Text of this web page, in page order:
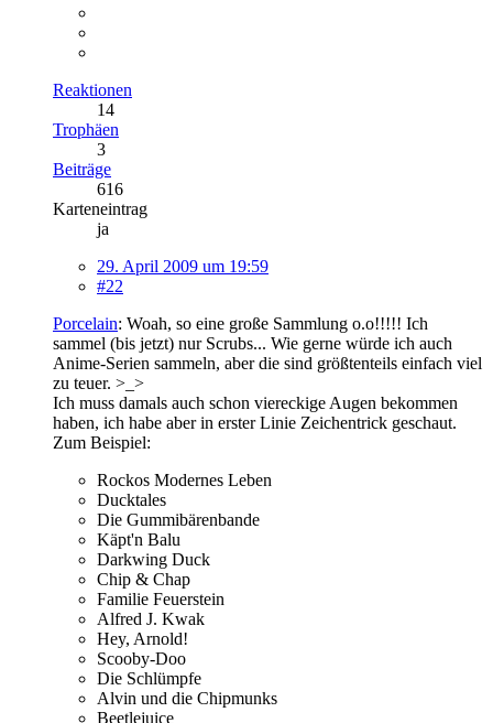
Reaktionen
14
Trophäen
3
Beiträge
616
Karteneintrag
ja
29. April 2009 um 19:59
#22
Porcelain: Woah, so eine große Sammlung o.o!!!!! Ich
sammel (bis jetzt) nur Scrubs... Wie gerne würde ich auch
Anime-Serien sammeln, aber die sind größtenteils einfach viel
zu teuer. >_>
Ich muss damals auch schon viereckige Augen bekommen
haben, ich habe aber in erster Linie Zeichentrick geschaut.
Zum Beispiel:
Rockos Modernes Leben
Ducktales
Die Gummibärenbande
Käpt'n Balu
Darkwing Duck
Chip & Chap
Familie Feuerstein
Alfred J. Kwak
Hey, Arnold!
Scooby-Doo
Die Schlümpfe
Alvin und die Chipmunks
Beetlejuice